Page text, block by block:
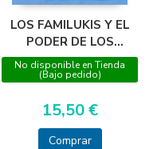
LOS FAMILUKIS Y EL
PODER DE LOS
SLIMERIS
No disponible en Tienda
(Bajo pedido)
15,50 €
Comprar